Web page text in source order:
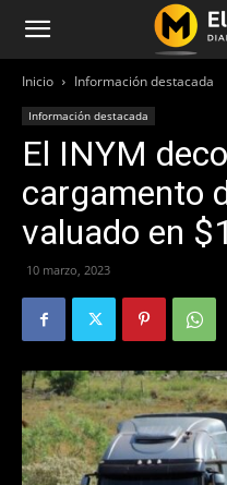
Inicio Información destacada
Información destacada
El INYM
cargamento
valuado en
10 marzo, 2023